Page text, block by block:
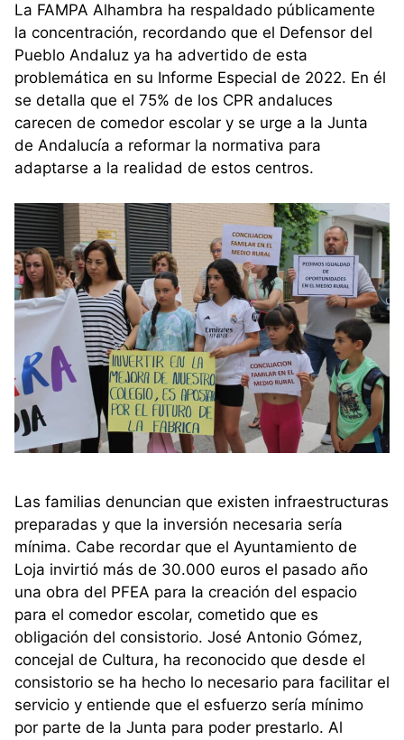
La FAMPA Alhambra ha respaldado públicamente
la concentración, recordando que el Defensor del
Pueblo Andaluz ya ha advertido de esta
problemática en su Informe Especial de 2022. En él
se detalla que el 75% de los CPR andaluces
carecen de comedor escolar y se urge a la Junta
de Andalucía a reformar la normativa para
adaptarse a la realidad de estos centros.
Las familias denuncian que existen infraestructuras
preparadas y que la inversión necesaria sería
mínima. Cabe recordar que el Ayuntamiento de
Loja invirtió más de 30.000 euros el pasado año
una obra del PFEA para la creación del espacio
para el comedor escolar, cometido que es
obligación del consistorio. José Antonio Gómez,
concejal de Cultura, ha reconocido que desde el
consistorio se ha hecho lo necesario para facilitar el
servicio y entiende que el esfuerzo sería mínimo
por parte de la Junta para poder prestarlo. Al